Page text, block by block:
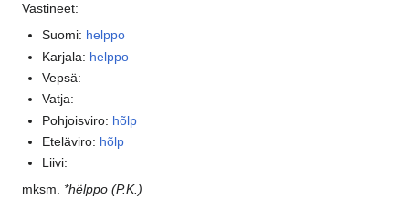
Vastineet:
Suomi: helppo
Karjala: helppo
Vepsä:
Vatja:
Pohjoisviro: hõlp
Eteläviro: hõlp
Liivi:
mksm. *hëlppo (P.K.)